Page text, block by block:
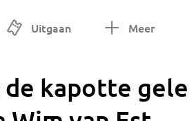
Uitgaan Meer
kapotte gele